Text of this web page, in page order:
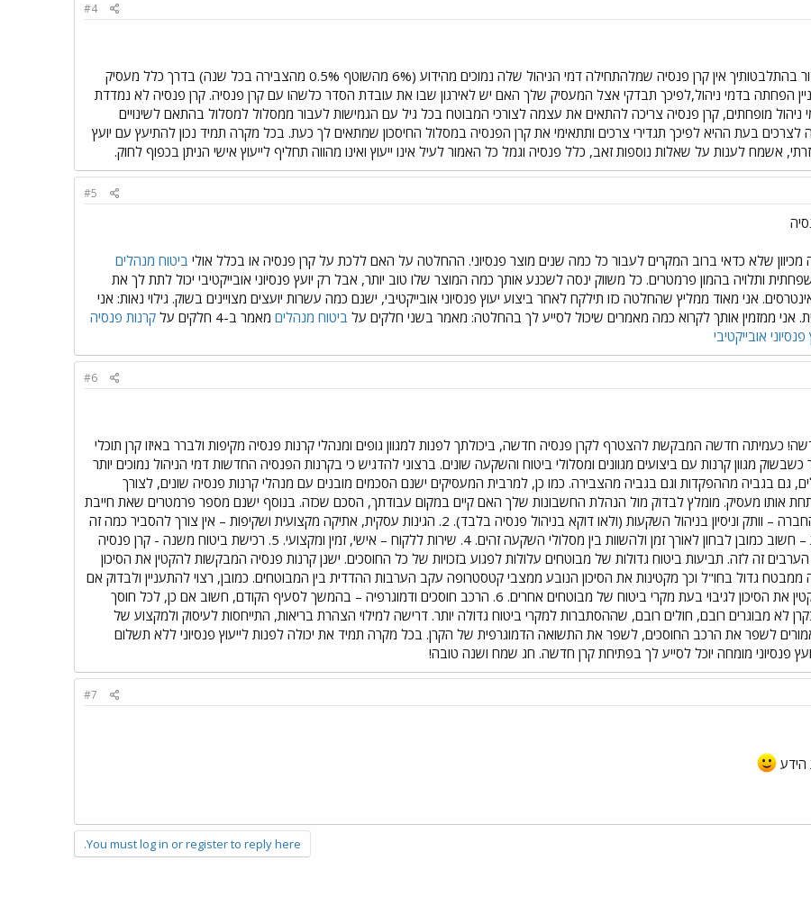
#4
irreplacable שלום אשמח לעזור בהתלבטותיך אין קרן פנסיה שמלהתחילה דמי הניהול שלה נמוכים מהידוע (6% מהשוטף 0.5% מהצבירה בכל שנה) בדרך כלל מעסיק
הפחתה בדמי ניהול,לפיכך תבדקי אצל המעסיק שלך האם יש לאירגון שבו את עובדת הסדר כלשהו עם קרן פנסיה. קרן פנסיה לא נמדדת
ניהול מופחתים, קרן פנסיה צריכה להתאים את עצמה לצורכי המבוטח בכל גיל עם הגמישות לעבור ממסלול למסלול בהתאם לשינויים
לצרכים בעת ההיא לפיכך תגדירי צרכים ותתאימי את קרן הפנסיה במסלול החיסכון שמתאים לך כעת. בכל מקרה תמיד נכון להתיעץ עם יועץ
אשמח לענות על שאלות נוספות זאב, כלל פנסיה וגמל כל האמור לעיל אינו ייעוץ ואינו מהווה תחליף לייעוץ אישי הניתן בכפוף לחוק.
#5
שלא כדאי ברוב המקרים לעבור כל כמה שנים מוצר פנסיוני. ההחלטה על האם ללכת על קרן פנסיה או בכלל אולי ביטוח מנהלים
ותלויה בהמון פרמטרים. כל משווק ינסה לשכנע אותך כמה המוצר שלו טוב יותר, אבל רק יועץ פנסיוני אובייקטיבי יכול לתת לך את
אני מאוד ממליץ שהחלטה כזו תילקח לאחר ביצוע יעוץ פנסיוני אובייקטיבי, ישנם כמה עשרות יועצים מצויינים בשוק. גילוי נאות: אני
אני ממזמין אותך לקרוא כמה מאמרים שיכול לסייע לך בהחלטה: מאמר בשני חלקים על ביטוח מנהלים מאמר ב-4 חלקים על
קרנות פנסיה
פנסיוני אובייקטיבי
#6
כעמיתה חדשה המבקשת להצטרף לקרן פנסיה חדשה, ביכולתך לפנות למגוון גופים ומנהלי קרנות פנסיה מקיפות ולברר באיזו קרן תוכלי
מגוון קרנות עם ביצועים מגוונים ומסלולי ביטוח והשקעה שונים. ברצוני להדגיש כי בקרנות הפנסיה החדשות דמי הניהול נמוכים יותר
גם בגביה מההפקדות וגם בגביה מהצבירה. כמו כן, למרבית המעסיקים ישנם הסכמים מובנים עם מנהלי קרנות פנסיה שונים, לצורך
אותו מעסיק. מומלץ לבדוק מול הנהלת החשבונות שלך האם קיים במקום עבודתך, הסכם שכזה. בנוסף ישנם מספר פרמטרים שאת חייבת
לבדוק לפני ההחלטה: 1. זהות החברה – וותק וניסיון בניהול השקעות (ולאו דוקא בניהול פנסיה בלבד). 2. הגינות עסקית, אתיקה מקצועית ושקיפות – אין צורך להסביר כמה זה
חשוב בניהול כספים. 3. תשואות – חשוב כמובן לבחון לאורך זמן ולהשוות בין מסלולי השקעה זהים. 4. שירות ללקוח – אישי, זמין ומקצועי. 5. רכישת ביטוח משנה - קרן פנסיה
זה לזה. תביעות ביטוח גדולות של מבוטחים עלולות לפגוע בזכויות של כל החוסכים. ישנן קרנות פנסיה המבקשות להקטין את הסיכון
ממבטח גדול בחו"ל וכך מקטינות את הסיכון הנובע ממצבי קטסטרופה עקב הערבות ההדדית בין המבוטחים. כמובן, רצוי להתעניין ולבדוק אם
קיים בקרן ביטוח משנה, אשר מקטין את הסיכון לגיבוי בעת מקרי ביטוח של מבוטחים אחרים. 6. הרכב חוסכים ודמוגרפיה – בהמשך לסעיף הקודם, חשוב אם כן, לכל חוסך
לא מבוגרים רובם, חולים רובם, שההסתברות למקרי ביטוח גדולה יותר. דרישה למילוי הצהרת בריאות, התייחסות לעיסוק ולמקצוע של
לשפר את הרכב החוסכים, לשפר את התשואה הדמוגרפית של הקרן. בכל מקרה תמיד את יכולה לפנות לייעוץ פנסיוני ללא תשלום
פנסיוני מומחה יוכל לסייע לך בפתיחת קרן חדשה. חג שמח ושנה טובה!
#7
הידע
You must log in or register to reply here.